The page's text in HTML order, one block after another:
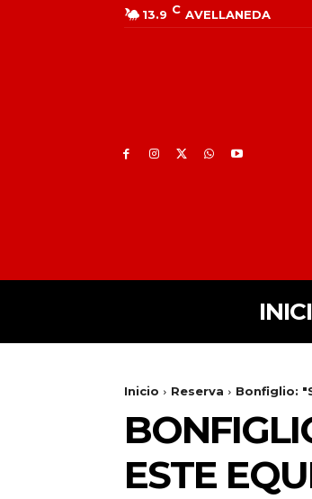
13.9 C AVELLANEDA
Inicio Reserva Bonfiglio:
ESTE